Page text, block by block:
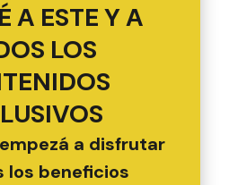
A ESTE Y A
LOS
a disfrutar
los beneficios